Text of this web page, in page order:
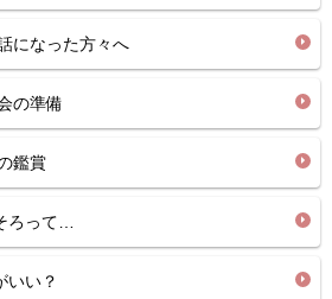
になった方々へ
の準備
鑑賞
って…
い？